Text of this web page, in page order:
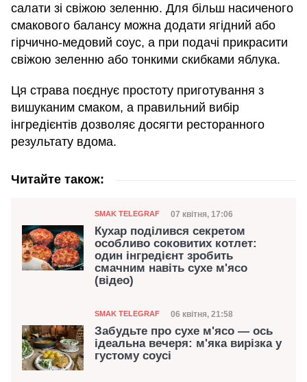
салати зі свіжою зеленню. Для більш насиченого
смакового балансу можна додати ягідний або
гірчично-медовий соус, а при подачі прикрасити
свіжою зеленню або тонкими скибками яблука.
Ця страва поєднує простоту приготування з
вишуканим смаком, а правильний вибір
інгредієнтів дозволяє досягти ресторанного
результату вдома.
Читайте також:
Категорія
SMAK TELEGRAF Дата публікації
07 квітня, 17:06
Кухар поділився секретом
особливо соковитих котлет:
один інгредієнт зробить
смачним навіть сухе м'ясо
(відео)
Категорія
SMAK TELEGRAF Дата публікації
06 квітня, 21:58
Забудьте про сухе м'ясо — ось
ідеальна вечеря: м'яка вирізка у
густому соусі